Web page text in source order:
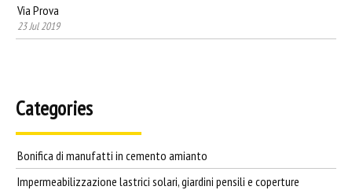
Via Prova
23 Jul 2019
Categories
Bonifica di manufatti in cemento amianto
Impermeabilizzazione lastrici solari, giardini pensili e coperture